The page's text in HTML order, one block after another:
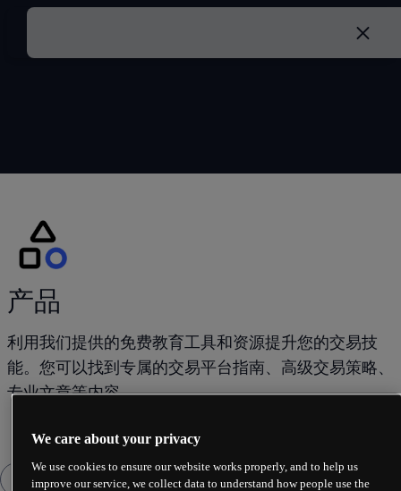
产品
利用我们提供的免费教育工具和资源提升您的交易技
能。您可以找到专属的交易平台指南、高级交易策略、
专业文章等内容。
We care about your privacy
We use cookies to ensure our website works properly, and to help us
improve our service, we collect data to understand how people use the